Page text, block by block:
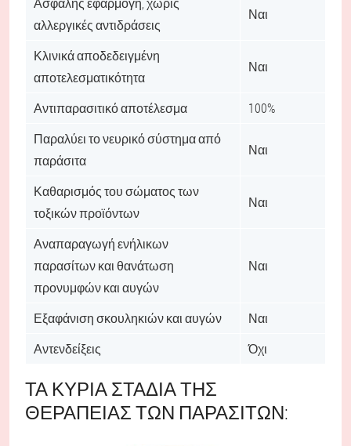
αλλεργικές αντιδράσεις
Ναι
Κλινικά αποδεδειγμένη
αποτελεσματικότητα
Ναι
Αντιπαρασιτικό αποτέλεσμα
100%
Παραλύει το νευρικό σύστημα από
παράσιτα
Ναι
Καθαρισμός του σώματος των
τοξικών προϊόντων
Ναι
Αναπαραγωγή ενήλικων
παρασίτων και θανάτωση
προνυμφών και αυγών
Ναι
Εξαφάνιση σκουληκιών και αυγών
Ναι
Αντενδείξεις
Όχι
ΤΑ ΚΎΡΙΑ ΣΤΆΔΙΑ ΤΗΣ
ΘΕΡΑΠΕΊΑΣ ΤΩΝ ΠΑΡΑΣΊΤΩΝ: